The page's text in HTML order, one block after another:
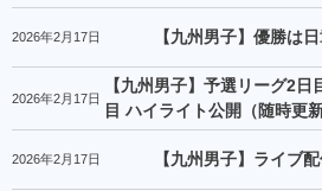
2026年2月17日 【九州男子】優勝は日
2026年2月17日
【九州男子】予選リーグ2日
目 ハイライト公開（随時更新
2026年2月17日 【九州男子】ライブ